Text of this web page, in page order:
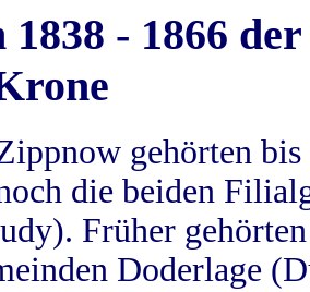
1838 - 1866
gehörten
die beiden
Früher
Doderlage